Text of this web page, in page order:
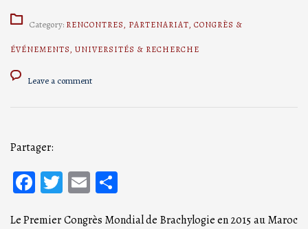
Category: RENCONTRES, PARTENARIAT, CONGRÈS &
ÉVÉNEMENTS, UNIVERSITÉS & RECHERCHE
Leave a comment
Partager:
Facebook
Twitter
Email
Le Premier Congrès Mondial de Brachylogie en 2015 au Maroc